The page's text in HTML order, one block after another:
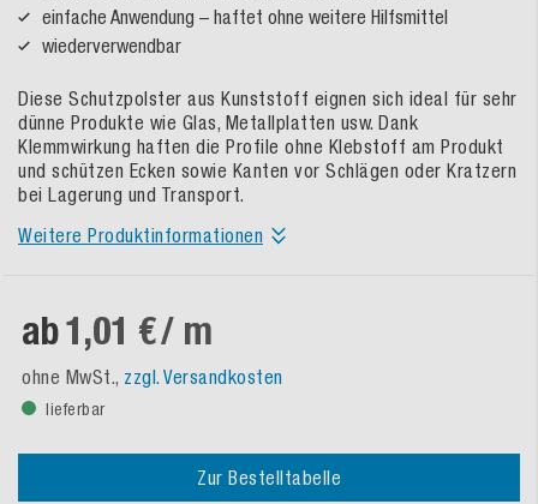
einfache Anwendung – haftet ohne weitere Hilfsmittel
wiederverwendbar
Diese Schutzpolster aus Kunststoff eignen sich ideal für sehr
dünne Produkte wie Glas, Metallplatten usw. Dank
Klemmwirkung haften die Profile ohne Klebstoff am Produkt
und schützen Ecken sowie Kanten vor Schlägen oder Kratzern
bei Lagerung und Transport.
Weitere Produktinformationen
ab1,01 €/ m
ohne MwSt., zzgl. Versandkosten
lieferbar
Zur Bestelltabelle